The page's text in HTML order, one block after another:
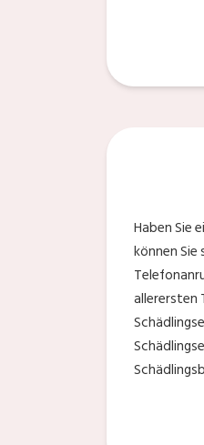
Haben Sie
können
allerersten